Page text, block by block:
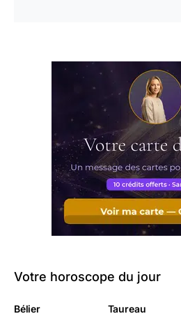
Votre horoscope du jour
Bélier Taureau